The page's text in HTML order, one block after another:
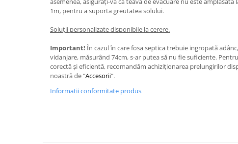
1m, pentru a suporta greutatea solului.
Soluții personalizate disponibile la cerere.
Important! În cazul în care fosa septica trebuie ingropată
vidanjare, măsurând 74cm, s-ar putea să nu fie suficiente.
corectă și eficientă, recomandăm achiziționarea prelungirilor
noastră de "Accesorii".
Informatii conformitate produs